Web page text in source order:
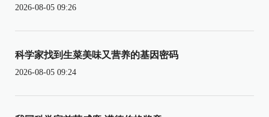
2026-08-05 09:26
科学家找到生菜美味又营养的基因密码
2026-08-05 09:24